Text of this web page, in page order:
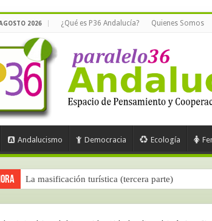
AGOSTO 2026 ¿Qué es P36 Andalucía? Quienes Somos
Andalucismo Democracia Ecología
La masificación turística (tercera parte)